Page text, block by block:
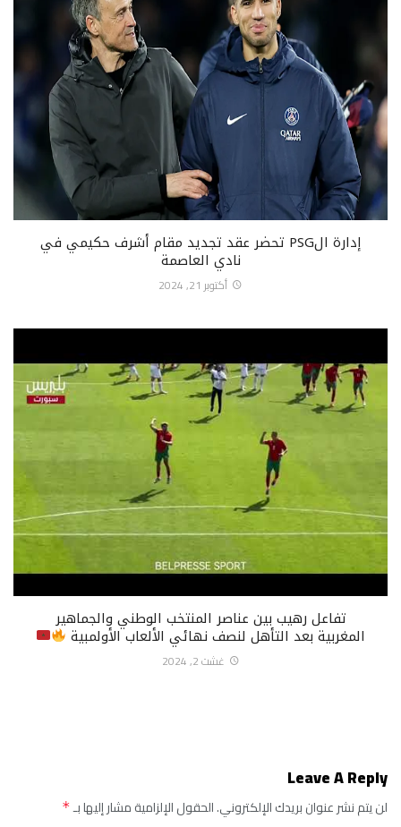
إدارة الPSG تحضر عقد تجديد مقام أشرف حكيمي في
نادي العاصمة
أكتوبر 21, 2024
تفاعل رهيب بين عناصر المنتخب الوطني والجماهير
المغربية بعد التأهل لنصف نهائي الألعاب الأولمبية
غشت 2, 2024
Leave A Reply
لن يتم نشر عنوان بريدك الإلكتروني.الحقول الإلزامية مشار إليها بـ*